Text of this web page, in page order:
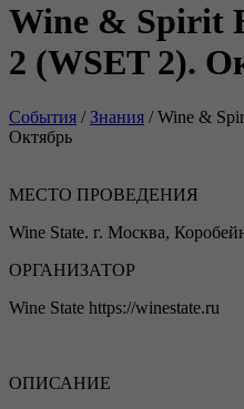
Wine & Spirit
2 (WSET 2).
События / Знания /Wine &
Октябрь
МЕСТО ПРОВЕДЕНИЯ
Wine State. г. Москва,
ОРГАНИЗАТОР
Wine State https://winestate.ru
ОПИСАНИЕ